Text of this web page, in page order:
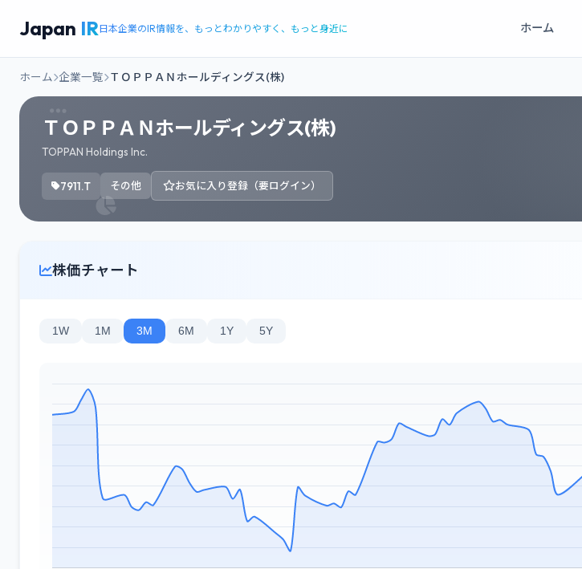
Japan IR日本企業のIR情報を、もっとわかりやすく、もっと身近に ホーム
ホーム 企業一覧 ＴＯＰＰＡＮホールディングス(株)
ＴＯＰＰＡＮホールディングス(株)
TOPPAN Holdings Inc.
7911.T その他 お気に入り登録（要ログイン）
株価チャート
1W 1M 3M 6M 1Y 5Y